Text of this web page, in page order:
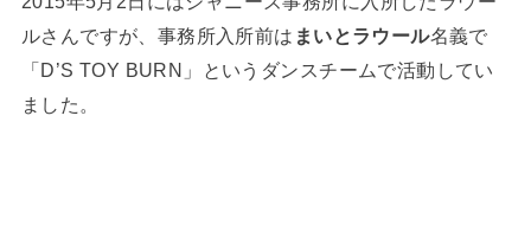
ルさんですが、事務所入所前は まいとラウール名義で
「D’S TOY BURN」というダンスチームで活動してい
ました。